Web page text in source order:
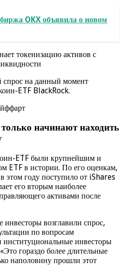
OKX объявила о новом
токенизацию активов с
начинают находить
ETF были крупнейшим и
ETF в истории. По его оценкам,
этом году поступило от iShares
его вторым наиболее
активами после
возглавили спрос,
по вопросам
институциональные инвесторы
гораздо более длительные
наполовину прошли этот